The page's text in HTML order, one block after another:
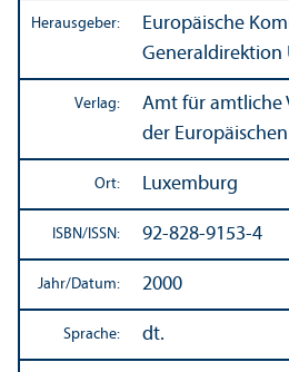
Herausgeber:
Europäische
Generaldirektion
Verlag:
Amt für amtliche
der
Ort: Luxemburg
ISBN/ ISSN: 92-828-9153-4
Jahr/Datum: 2000
Sprache: dt.